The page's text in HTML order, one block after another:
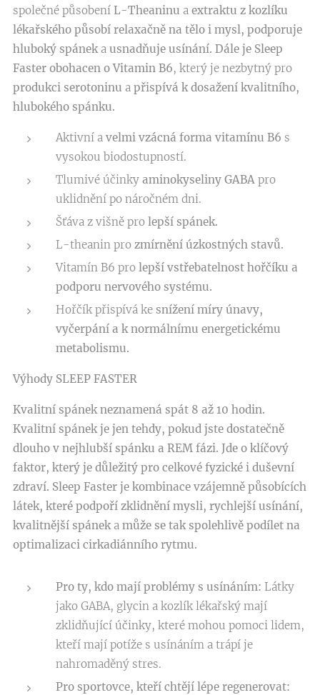
společné působení L-Theaninu a extraktu z kozlíku
lékařského působí relaxačně na tělo i mysl, podporuje
hluboký spánek a usnadňuje usínání. Dále je Sleep
Faster obohacen o Vitamin B6, který je nezbytný pro
produkci serotoninu a přispívá k dosažení kvalitního,
hlubokého spánku.
Aktivní a velmi vzácná forma vitamínu B6 s
vysokou biodostupností.
Tlumivé účinky aminokyseliny GABA pro
uklidnění po náročném dni.
Šťáva z višně pro lepší spánek.
L-theanin pro zmírnění úzkostných stavů.
Vitamín B6 pro lepší vstřebatelnost hořčíku a
podporu nervového systému.
Hořčík přispívá ke snížení míry únavy,
vyčerpání a k normálnímu energetickému
metabolismu.
Výhody SLEEP FASTER
Kvalitní spánek neznamená spát 8 až 10 hodin.
Kvalitní spánek je jen tehdy, pokud jste dostatečně
dlouho v nejhlubší spánku a REM fázi. Jde o klíčový
faktor, který je důležitý pro celkové fyzické i duševní
zdraví. Sleep Faster je kombinace vzájemně působících
látek, které podpoří zklidnění mysli, rychlejší usínání,
kvalitnější spánek a může se tak spolehlivě podílet na
optimalizaci cirkadiánního rytmu.
Pro ty, kdo mají problémy s usínáním: Látky
jako GABA, glycin a kozlík lékařský mají
zklidňující účinky, které mohou pomoci lidem,
kteří mají potíže s usínáním a trápí je
nahromaděný stres.
Pro sportovce, kteří chtějí lépe regenerovat: